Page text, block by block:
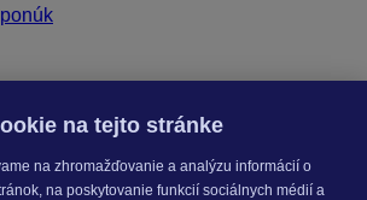
porovnanie s cenníkovou databázou
podrobností a rozbor položky
– rozbaliť/zbaliť, výber stĺpcov a
na tejto stránke
na zhromažďovanie a analýzu informácií o
na poskytovanie funkcií sociálnych médií a